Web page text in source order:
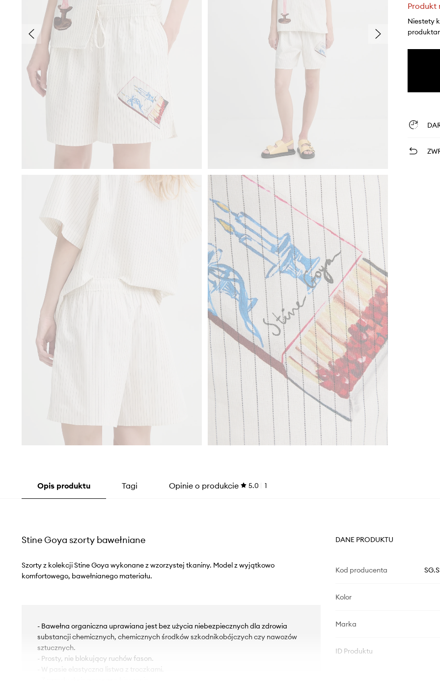
Produkt
Niestety
Opis produktu Tagi Opinie o produkcie 5.0 1
Stine Goya szorty bawełniane
Szorty z kolekcji Stine Goya wykonane z wzorzystej tkaniny. Model z wyjątkowo
komfortowego, bawełnianego materiału.
- Bawełna organiczna uprawiana jest bez użycia niebezpiecznych dla zdrowia
substancji chemicznych, chemicznych środków szkodnikobójczych czy nawozów
sztucznych.
- Prosty, nie blokujący ruchów fason.
- W pasie elastyczna listwa z troczkami.
DANE PRODUKTU
Kod producenta
Kolor
Marka
ID Produktu